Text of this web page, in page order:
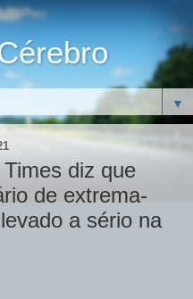
▼
diz que
de extrema-
a sério na